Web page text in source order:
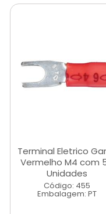
Terminal Eletrico
Vermelho M4 com
Unidades
Código: 455
Embalagem: PT